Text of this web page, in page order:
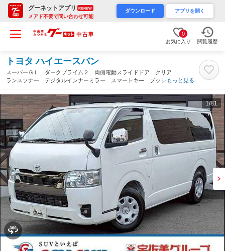
グーネットアプリ RENEW
メアド不要で問い合わせ可能
ダウンロード アプリを開く
0
お気に入り 閲覧履歴
トヨタ ハイエースバン
スーパーＧＬ ダークプライム２ 両側電動スライドドア クリア
ランスソナー デジタルインナーミラー スマートキ― プッシュ
スタート ＡＣ１００Ｖ電源 助手席エアバック オートエアコ
ン パワーステアリング パワーウインドウ フォグライト（愛知
県）
もっと見る
1/81